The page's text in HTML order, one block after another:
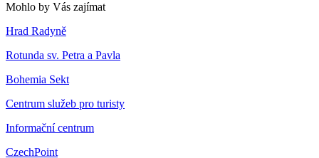
Mohlo by Vás zajímat
Hrad Radyně
Rotunda sv. Petra a Pavla
Bohemia Sekt
Centrum služeb pro turisty
Informační centrum
CzechPoint